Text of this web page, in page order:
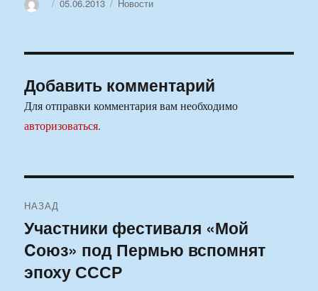
АвторОпубликовано
05.06.2013 Рубрики
Новости
Добавить комментарий
Для отправки комментария вам необходимо
авторизоваться.
по
записям
НАЗАД
Предыдущая
запись:
Участники фестиваля «Мой
Cоюз» под Пермью вспомнят
эпоху СССР